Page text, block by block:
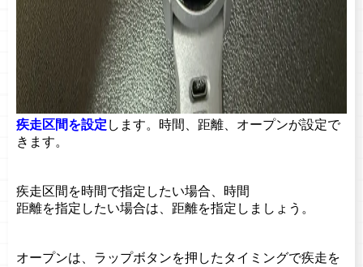
疾走区間を設定 します。時間、距離、オープンが設定で
きます。
疾走区間を時間で指定したい場合、時間
距離を指定したい場合は、距離を指定しましょう。
オープンは、ラップボタンを押したタイミングで疾走を